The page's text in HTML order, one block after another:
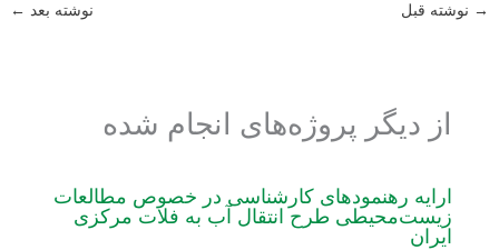
→ نوشته قبل نوشته بعد ←
از دیگر پروژه‌های انجام شده
ارایه رهنمودهای کارشناسی در خصوص مطالعات
زیست‌محیطی طرح انتقال آب به فلات مرکزی
ایران